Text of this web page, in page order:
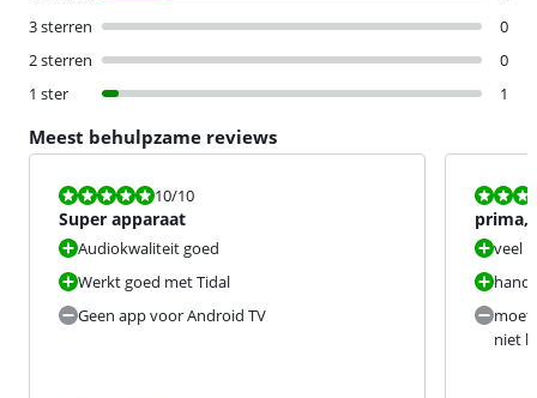
3 sterren
0
2 sterren
0
1 ster
1
Meest behulpzame reviews
Beoordeling is 10 van de 10.
10/10
Super apparaat
Audiokwaliteit goed
Werkt goed met Tidal
Geen app voor Android TV
prima,
veel
moet
niet